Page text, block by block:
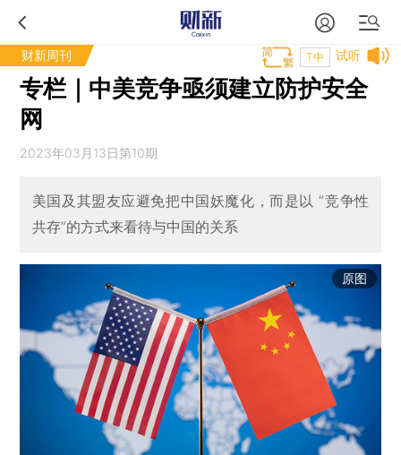
财新周刊 试听
T中
专栏｜中美竞争亟须建立防护安全
网
2023年03月13日第10期
美国及其盟友应避免把中国妖魔化，而是以 “竞争性
共存”的方式来看待与中国的关系
原图